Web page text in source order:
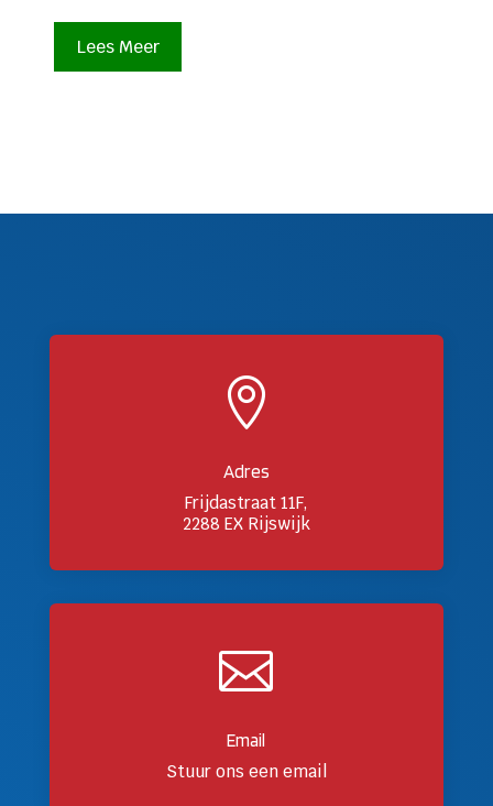
Lees Meer

Adres
Frijdastraat 11F,
2288 EX Rijswijk

Email
Stuur ons een email